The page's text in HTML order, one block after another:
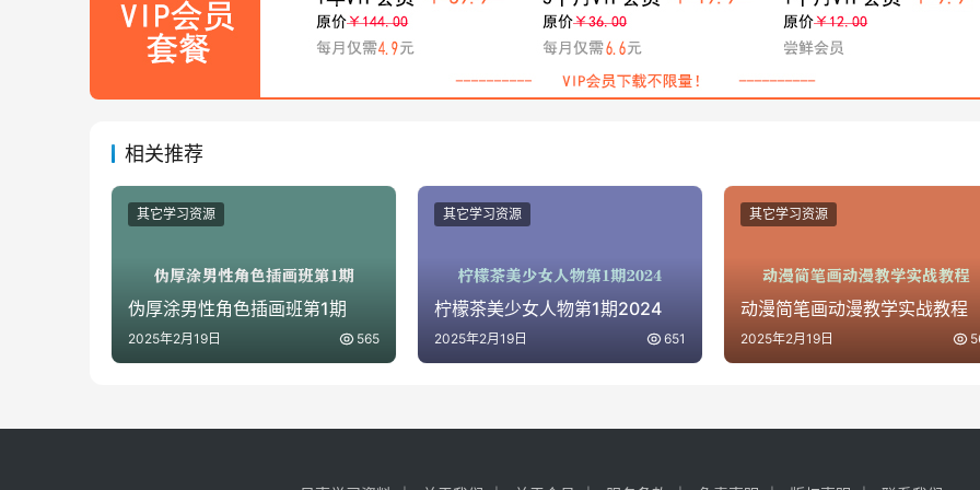
相关推荐
伪厚涂男性角色插画班第1期
2025年2月19日 565
其它学习资源
柠檬茶美少女人物第1期2024
2025年2月19日 651
其它学习资源
动漫简笔画动漫教学实战教程
2025年2月19日
其它学习资源